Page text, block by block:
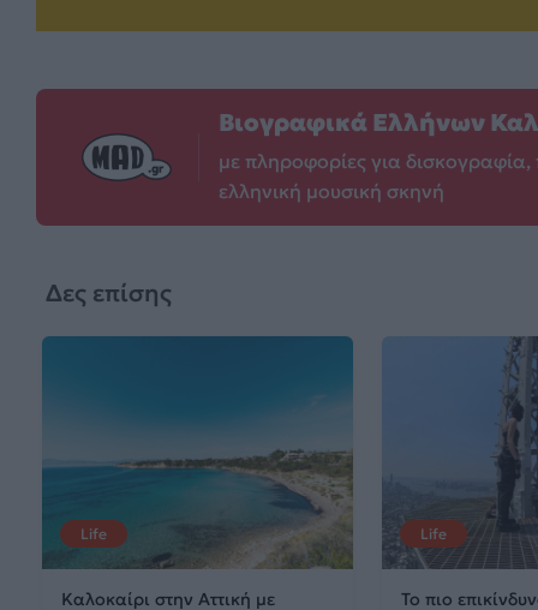
Βιογραφικά Ελλήνων
με πληροφορίες για δισκογραφία,
ελληνική μουσική σκηνή
Δες επίσης
Life
Καλοκαίρι στην Αττική με
Life
Το πιο